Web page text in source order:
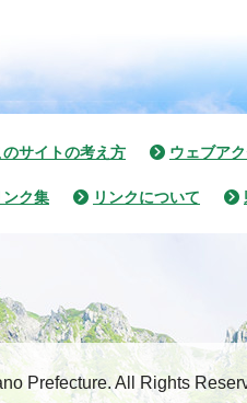
のサイトの考え方 ウェブア
ンク集 リンクについて
Prefecture. All Rights